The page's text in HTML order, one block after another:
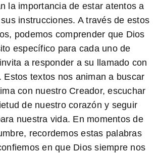
la importancia de estar atentos a
instrucciones. A través de estos
podemos comprender que Dios
específico para cada uno de
a responder a su llamado con
Estos textos nos animan a buscar
con nuestro Creador, escuchar
de nuestro corazón y seguir
nuestra vida. En momentos de
recordemos estas palabras
en que Dios siempre nos